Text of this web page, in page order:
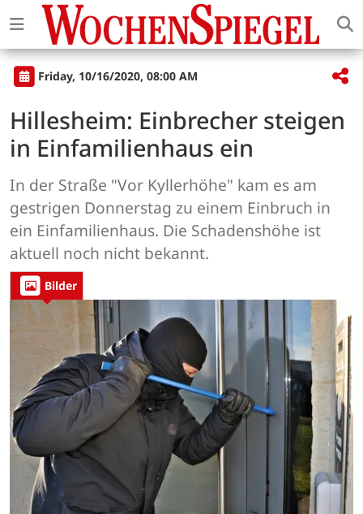
Friday, 10/16/2020, 08:00 AM
Hillesheim: Einbrecher steigen
in Einfamilienhaus ein
In der Straße "Vor Kyllerhöhe" kam es am
gestrigen Donnerstag zu einem Einbruch in
ein Einfamilienhaus. Die Schadenshöhe ist
aktuell noch nicht bekannt.
Bilder